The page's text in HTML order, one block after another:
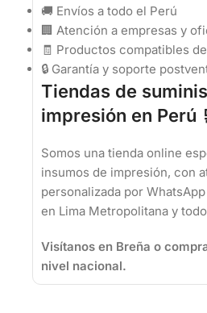
🚚 Envíos a todo el Perú
🏢 Atención a empresas y
🧾 Productos compatibles
🔒 Garantía y soporte
Tiendas de
impresión en Perú
Somos una tienda online
insumos de impresión, con
personalizada por
en Lima Metropolitana y
Visítanos en Breña o
nivel nacional.